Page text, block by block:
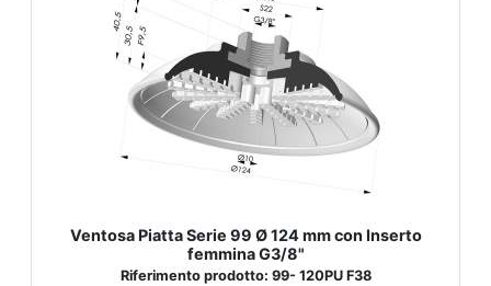
Ventosa Piatta Serie 99 Ø 124 mm con Inserto
femmina G3/8"
Riferimento prodotto: 99- 120PU F38